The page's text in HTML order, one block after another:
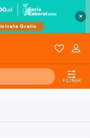
×
FILTRAR